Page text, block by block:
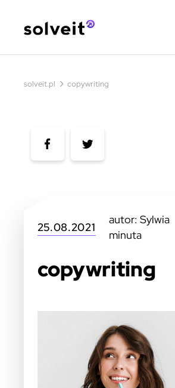
solveit.pl › copywriting
25.08.2021
autor: Sylwia
minuta
copywriting